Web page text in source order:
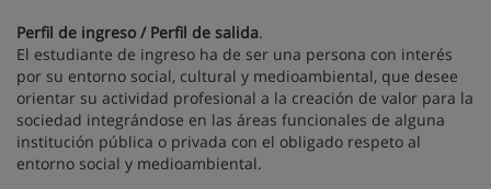
Perfil de ingreso / Perfil de salida.
El estudiante de ingreso ha de ser una persona con interés
por su entorno social, cultural y medioambiental, que desee
orientar su actividad profesional a la creación de valor para la
sociedad integrándose en las áreas funcionales de alguna
institución pública o privada con el obligado respeto al
entorno social y medioambiental.